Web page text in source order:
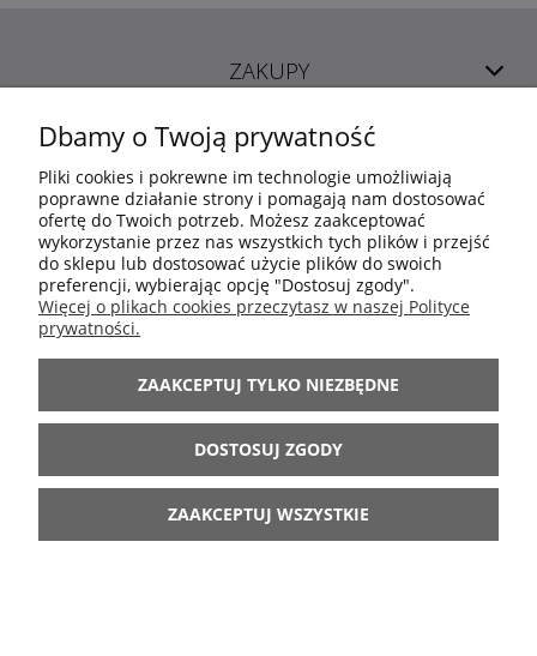
ZAKUPY
POMOC
MOJE KONTO
INFORMACJE
ARANŻACJE
BĄDŹ Z NAMI
Dbamy o Twoją prywatność
Pliki cookies i pokrewne im technologie umożliwiają
poprawne działanie strony i pomagają nam dostosować
ofertę do Twoich potrzeb. Możesz zaakceptować
wykorzystanie przez nas wszystkich tych plików i przejść
do sklepu lub dostosować użycie plików do swoich
preferencji, wybierając opcję "Dostosuj zgody".
Więcej o plikach cookies przeczytasz w naszej Polityce
prywatności.
ZAAKCEPTUJ TYLKO NIEZBĘDNE
DOSTOSUJ ZGODY
ZAAKCEPTUJ WSZYSTKIE